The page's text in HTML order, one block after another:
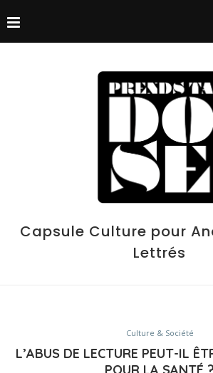
Capsule Culture pour
Lettrés
Culture & Société
L’ABUS DE LECTURE PEUT-IL